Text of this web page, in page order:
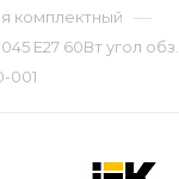
комплектный —
E27 60Вт угол
001